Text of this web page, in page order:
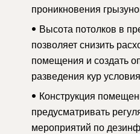
проникновения
Высота потолков в
позволяет снизить
помещения и создать
разведения кур
Конструкция
предусматривать
мероприятий по